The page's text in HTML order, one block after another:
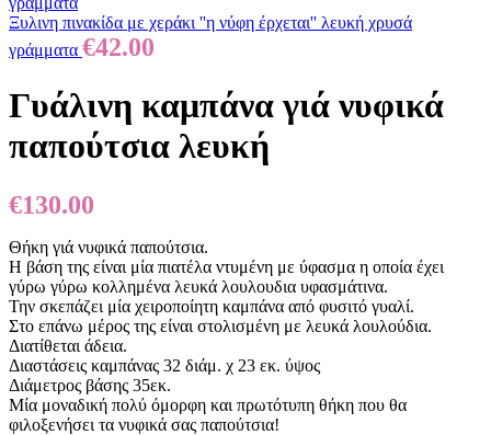
Ξυλινη πινακίδα με χεράκι ''η νύφη έρχεται'' λευκή χρυσά
γράμματα €42.00
Γυάλινη καμπάνα γιά νυφικά
παπούτσια λευκή
€130.00
Θήκη γιά νυφικά παπούτσια.
Η βάση της είναι μία πιατέλα ντυμένη με ύφασμα η οποία έχει
γύρω γύρω κολλημένα λευκά λουλουδια υφασμάτινα.
Την σκεπάζει μία χειροποίητη καμπάνα από φυσιτό γυαλί.
Στο επάνω μέρος της είναι στολισμένη με λευκά λουλούδια.
Διατίθεται άδεια.
Διαστάσεις καμπάνας 32 διάμ. χ 23 εκ. ύψος
Διάμετρος βάσης 35εκ.
Μία μοναδική πολύ όμορφη και πρωτότυπη θήκη που θα
φιλοξενήσει τα νυφικά σας παπούτσια!